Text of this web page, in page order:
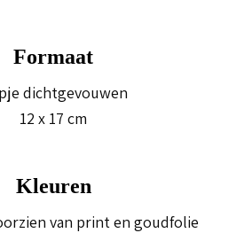
Formaat
dichtgevouwen
12 x 17 cm
Kleuren
van print en goudfolie